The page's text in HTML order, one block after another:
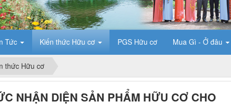
Tức Kiến thức Hữu cơ PGS Hữu cơ Mua Gì - Ở đâu
thức Hữu cơ
NHẬN DIỆN SẢN PHẨM HỮU CƠ CHO